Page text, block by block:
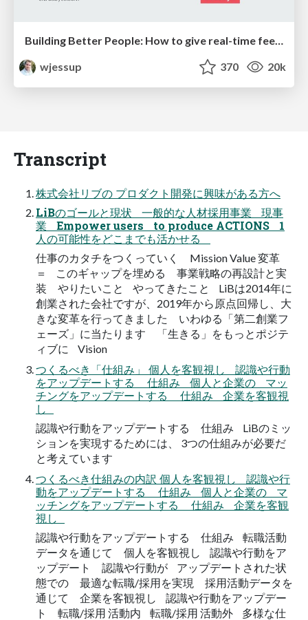
wjessup
370 20k
Transcript
株式会社リブの プロダクト開発に興味がある方へ
LiBのゴールと現状 一般的な人材採用事業 現事
業 Empower users to produce ACTIONS 1
人の可能性をどこまでも活かせる
仕事のカタチをつくっていく Mission Value 変革
＝ このギャップを埋める 事業戦略の再設計と実
装 やりたいこと やってきたこと LiBは2014年に
創業された会社ですが、2019年から原点回帰し、大
きな変革を行ってきました いわゆる「第二創業フ
ェーズ」に当たります 「生きる」をもっとポジテ
ィブに Vision
つくるべき「仕組み」 個人を客観視し 認識や行動
をアップデートする 仕組み 個人と企業の マッ
チングをアップデートする 仕組み 企業を客観視
し
認識や行動をアップデートする 仕組み LiBのミッ
ションを実現するためには、 3つの仕組みが必要だ
と考えています
つくるべき仕組みの内訳 個人を客観視し 認識や行
動をアップデートする 仕組み 個人と企業の マ
ッチングをアップデートする 仕組み 企業を客観
視し
認識や行動をアップデートする 仕組み 転職活動
データを通じて 個人を客観視し 認識や行動をア
ップデート 認識や行動が アップデートされた状
態での 最適な転職/採用を実現 採用活動データを
通じて 企業を客観視し 認識や行動をアップデー
ト 転職/採用 活動内 転職/採用 活動外 多様な仕